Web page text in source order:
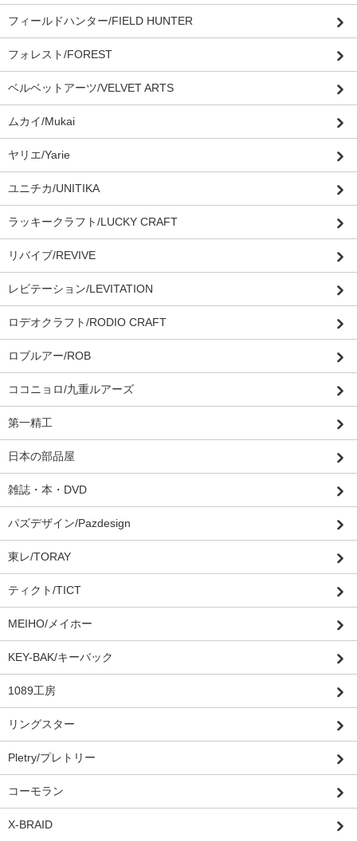
フィールドハンター/FIELD HUNTER
フォレスト/FOREST
ベルベットアーツ/VELVET ARTS
ムカイ/Mukai
ヤリエ/Yarie
ユニチカ/UNITIKA
ラッキークラフト/LUCKY CRAFT
リバイブ/REVIVE
レビテーション/LEVITATION
ロデオクラフト/RODIO CRAFT
ロブルアー/ROB
ココニョロ/九重ルアーズ
第一精工
日本の部品屋
雑誌・本・DVD
パズデザイン/Pazdesign
東レ/TORAY
ティクト/TICT
MEIHO/メイホー
KEY-BAK/キーバック
1089工房
リングスター
Pletry/プレトリー
コーモラン
X-BRAID